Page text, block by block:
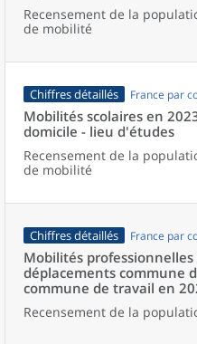
Recensement de la
de mobilité
Chiffres détaillés France par
Mobilités scolaires en
domicile - lieu d'études
Recensement de la
de mobilité
Chiffres détaillés France par
Mobilités professionnelles
déplacements commune
commune de travail en
Recensement de la